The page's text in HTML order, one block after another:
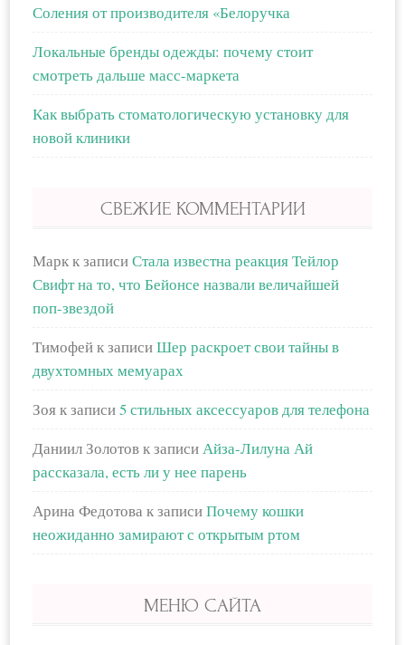
Соления от производителя «Белоручка
Локальные бренды одежды: почему стоит
смотреть дальше масс-маркета
Как выбрать стоматологическую установку для
новой клиники
СВЕЖИЕ КОММЕНТАРИИ
Маркк записиСтала известна реакция Тейлор
Свифт на то, что Бейонсе назвали величайшей
поп-звездой
Тимофейк записиШер раскроет свои тайны в
двухтомных мемуарах
Зояк записи5 стильных аксессуаров для телефона
Даниил Золотовк записиАйза-Лилуна Ай
рассказала, есть ли у нее парень
Арина Федотова к записиПочему кошки
неожиданно замирают с открытым ртом
МЕНЮ САЙТА